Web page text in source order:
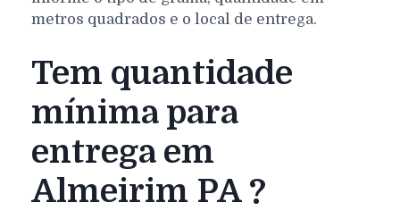
metros quadrados e o local de entrega.
Tem quantidade
mínima para
entrega em
Almeirim PA ?